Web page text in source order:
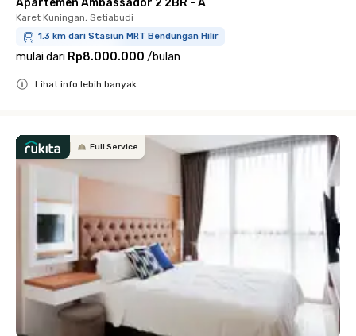
Apartemen Ambassador 2 2BR - A
Karet Kuningan, Setiabudi
1.3 km dari Stasiun MRT Bendungan Hilir
mulai dari Rp8.000.000 /bulan
Lihat info lebih banyak
Full Service